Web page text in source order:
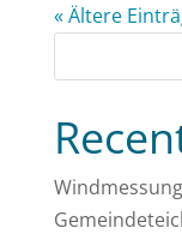
« Ältere